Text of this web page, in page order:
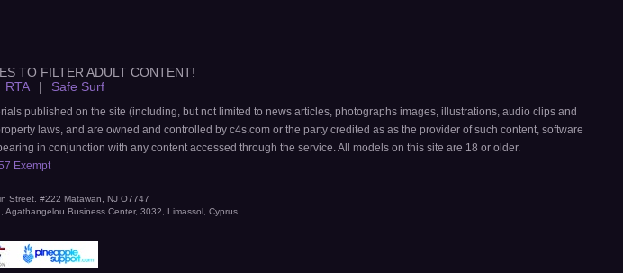
TO FILTER ADULT CONTENT!
RTA | Safe Surf
published on the site (including, but not limited to news articles, photographs images, illustrations, audio clips and
laws, and are owned and controlled by c4s.com or the party credited as as the provider of such content, software
in conjunction with any content accessed through the service. All models on this site are 18 or older.
Exempt
Street. #222 Matawan, NJ O7747
Business Center, 3032, Limassol, Cyprus